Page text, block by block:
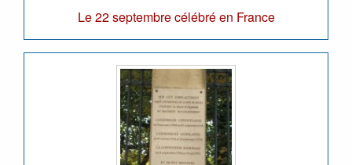
Le 22 septembre célébré en France